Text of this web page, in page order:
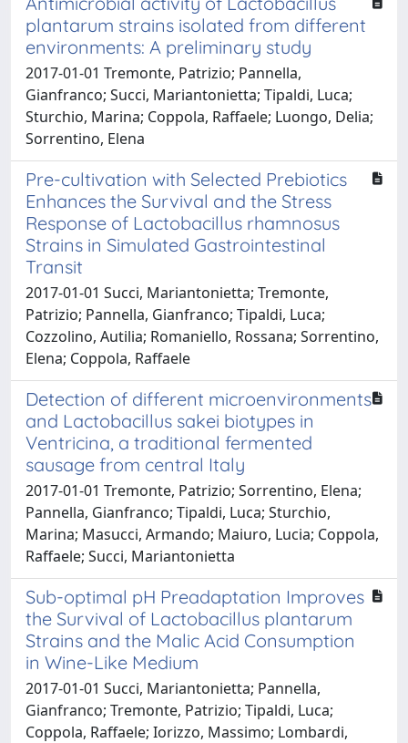
plantarum strains isolated from different
environments: A preliminary study
2017-01-01 Tremonte, Patrizio; Pannella,
Gianfranco; Succi, Mariantonietta; Tipaldi, Luca;
Sturchio, Marina; Coppola, Raffaele; Luongo, Delia;
Sorrentino, Elena
Pre-cultivation with Selected Prebiotics
Enhances the Survival and the Stress
Response of Lactobacillus rhamnosus
Strains in Simulated Gastrointestinal
Transit
2017-01-01 Succi, Mariantonietta; Tremonte,
Patrizio; Pannella, Gianfranco; Tipaldi, Luca;
Cozzolino, Autilia; Romaniello, Rossana; Sorrentino,
Elena; Coppola, Raffaele
Detection of different microenvironments
and Lactobacillus sakei biotypes in
Ventricina, a traditional fermented
sausage from central Italy
2017-01-01 Tremonte, Patrizio; Sorrentino, Elena;
Pannella, Gianfranco; Tipaldi, Luca; Sturchio,
Marina; Masucci, Armando; Maiuro, Lucia; Coppola,
Raffaele; Succi, Mariantonietta
Sub-optimal pH Preadaptation Improves
the Survival of Lactobacillus plantarum
Strains and the Malic Acid Consumption
in Wine-Like Medium
2017-01-01 Succi, Mariantonietta; Pannella,
Gianfranco; Tremonte, Patrizio; Tipaldi, Luca;
Coppola, Raffaele; Iorizzo, Massimo; Lombardi,